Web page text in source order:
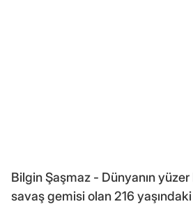
Bilgin Şaşmaz - Dünyanın
savaş gemisi olan 216